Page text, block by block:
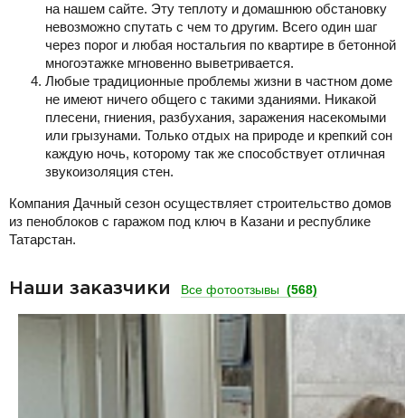
на нашем сайте. Эту теплоту и домашнюю обстановку
невозможно спутать с чем то другим. Всего один шаг
через порог и любая ностальгия по квартире в бетонной
многоэтажке мгновенно выветривается.
Любые традиционные проблемы жизни в частном доме
не имеют ничего общего с такими зданиями. Никакой
плесени, гниения, разбухания, заражения насекомыми
или грызунами. Только отдых на природе и крепкий сон
каждую ночь, которому так же способствует отличная
звукоизоляция стен.
Компания Дачный сезон осуществляет строительство домов
из пеноблоков с гаражом под ключ в Казани и республике
Татарстан.
Наши заказчики Все фотоотзывы (568)